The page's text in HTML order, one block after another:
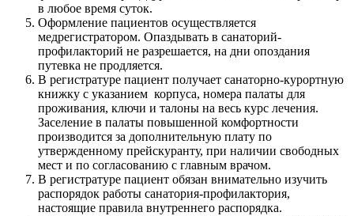
в любое время суток.
Оформление пациентов осуществляется
медрегистратором. Опаздывать в санаторий-
профилакторий не разрешается, на дни опоздания
путевка не продляется.
В регистратуре пациент получает санаторно-курортную
книжку с указанием корпуса, номера палаты для
проживания, ключи и талоны на весь курс лечения.
Заселение в палаты повышенной комфортности
производится за дополнительную плату по
утвержденному прейскуранту, при наличии свободных
мест и по согласованию с главным врачом.
В регистратуре пациент обязан внимательно изучить
распорядок работы санатория-профилактория,
настоящие правила внутреннего распорядка.